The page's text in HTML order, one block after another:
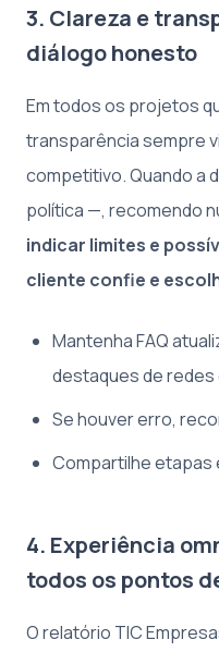
3. Clareza e
diálogo honesto
Em todos os projetos
transparência sempre
competitivo. Quando a
política —, recomendo
indicar limites e
cliente confie e
Mantenha FAQ
destaques de
Se houver erro,
Compartilhe etapas
4. Experiência
todos os pontos
O relatório TIC